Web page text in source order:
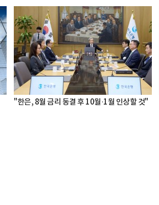
"한은, 8월 금리 동결 후 10월·1월 인상할 것"